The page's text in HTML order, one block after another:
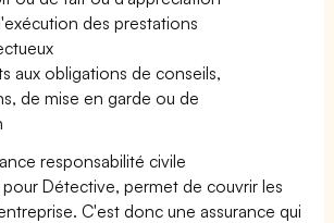
des prestations
aux obligations de conseils,
de mise en garde ou de
responsabilité civile
Détective, permet de couvrir les
C'est donc une assurance qui